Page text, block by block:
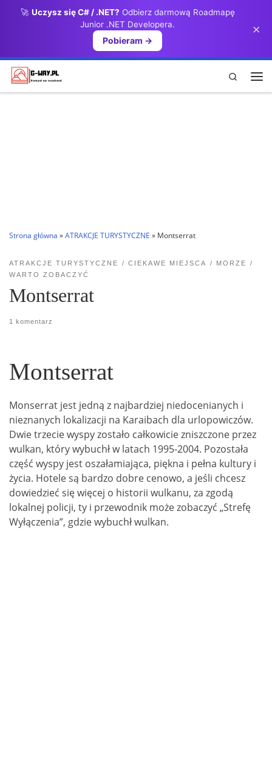
🚀 Uczysz się C# / .NET? Odbierz darmową Roadmapę
Junior .NET Developera.
Pobieram →
×
Przejdź do treści
Search
Strona główna »ATRAKCJE TURYSTYCZNE » Montserrat
ATRAKCJE TURYSTYCZNE CIEKAWE MIEJSCA
MORZE
WARTO ZOBACZYĆ
Montserrat
1 komentarz
Montserrat
Monserrat jest jedną z najbardziej niedocenianych i
nieznanych lokalizacji na Karaibach dla urlopowiczów.
Dwie trzecie wyspy zostało całkowicie zniszczone przez
wulkan, który wybuchł w latach 1995-2004. Pozostała
część wyspy jest oszałamiająca, piękna i pełna kultury i
życia. Hotele są bardzo dobre cenowo, a jeśli chcesz
dowiedzieć się więcej o historii wulkanu, za zgodą
lokalnej policji, ty i przewodnik może zobaczyć „Strefę
Wyłączenia”, gdzie wybuchł wulkan.